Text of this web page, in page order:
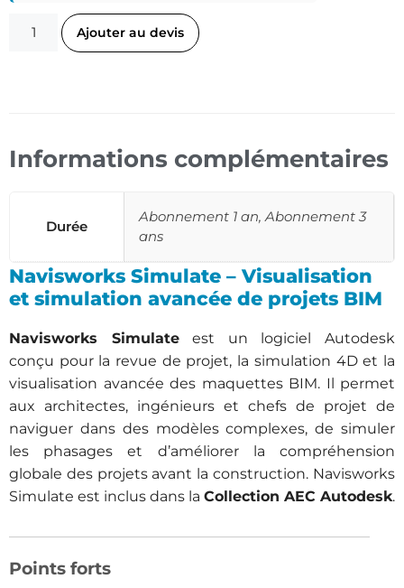
Ajouter au devis
Informations complémentaires
Durée
Abonnement 1 an, Abonnement 3
ans
Navisworks Simulate – Visualisation
et simulation avancée de projets BIM
Navisworks Simulateest un logiciel Autodesk
conçu pour la revue de projet, la simulation 4D et la
visualisation avancée des maquettes BIM. Il permet
aux architectes, ingénieurs et chefs de projet de
naviguer dans des modèles complexes, de simuler
les phasages et d’améliorer la compréhension
globale des projets avant la construction. Navisworks
Simulate est inclus dans la Collection AEC Autodesk.
Points forts